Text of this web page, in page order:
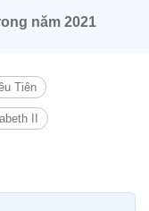
năm 2021
Tiên
II